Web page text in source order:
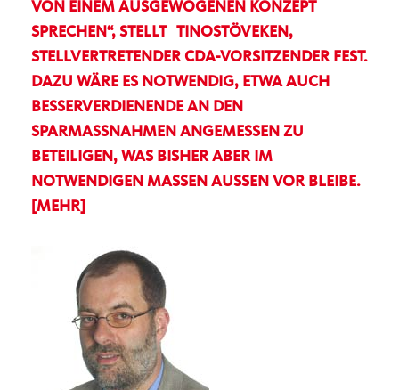
VON EINEM AUSGEWOGENEN KONZEPT
SPRECHEN“, STELLT TINOSTÖVEKEN,
STELLVERTRETENDER CDA-VORSITZENDER FEST.
DAZU WÄRE ES NOTWENDIG, ETWA AUCH
BESSERVERDIENENDE AN DEN
SPARMASSNAHMEN ANGEMESSEN ZU B
ETEILIGEN, WAS BISHER ABER IM N
OTWENDIGEN MASSEN AUSSEN VOR BLEIBE. [ME
HR]